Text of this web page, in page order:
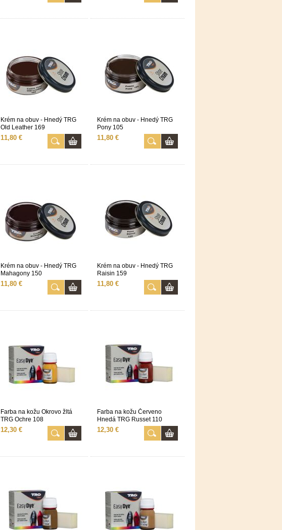
Krém na obuv - Hnedý TRG
Old Leather 169
11,80 €
Krém na obuv - Hnedý TRG
Pony 105
11,80 €
Krém na obuv - Hnedý TRG
Mahagony 150
11,80 €
Krém na obuv - Hnedý TRG
Raisin 159
11,80 €
Farba na kožu Okrovo žltá
TRG Ochre 108
12,30 €
Farba na kožu Červeno
Hnedá TRG Russet 110
12,30 €